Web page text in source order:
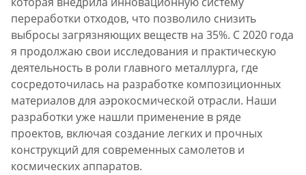
переработки отходов, что позволило снизить
выбросы загрязняющих веществ на 35%. С 2020 года
я продолжаю свои исследования и практическую
деятельность в роли главного металлурга, где
сосредоточилась на разработке композиционных
материалов для аэрокосмической отрасли. Наши
разработки уже нашли применение в ряде
проектов, включая создание легких и прочных
конструкций для современных самолетов и
космических аппаратов.